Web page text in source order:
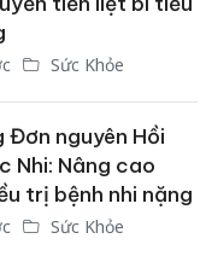
Sức Khỏe
Đơn nguyên Hồi
Nhi: Nâng cao
trị bệnh nhi nặng
Sức Khỏe